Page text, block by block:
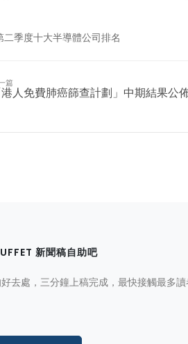
二季度十大半導體公司排名
篇
港人免費肺癌篩查計劃」中期結果公
新聞稿自助吧
去處，三分鐘上稿完成，最快接觸最多讀